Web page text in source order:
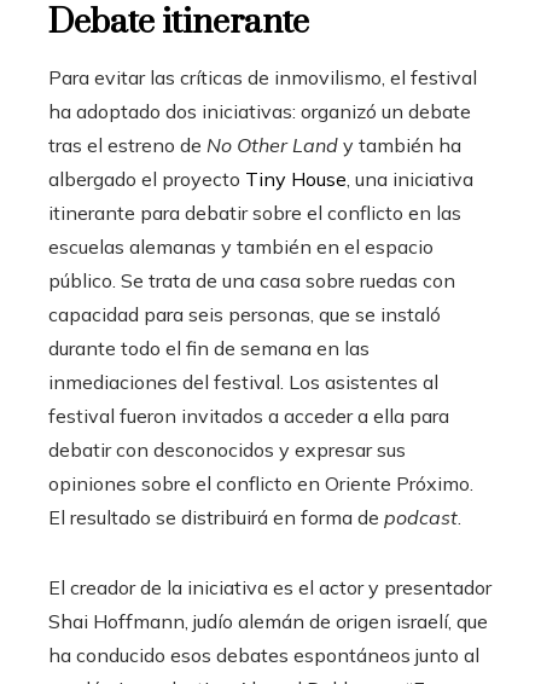
Debate itinerante
Para evitar las críticas de inmovilismo, el festival
ha adoptado dos iniciativas: organizó un debate
tras el estreno de No Other Land y también ha
albergado el proyecto Tiny House, una iniciativa
itinerante para debatir sobre el conflicto en las
escuelas alemanas y también en el espacio
público. Se trata de una casa sobre ruedas con
capacidad para seis personas, que se instaló
durante todo el fin de semana en las
inmediaciones del festival. Los asistentes al
festival fueron invitados a acceder a ella para
debatir con desconocidos y expresar sus
opiniones sobre el conflicto en Oriente Próximo.
El resultado se distribuirá en forma de podcast.
El creador de la iniciativa es el actor y presentador
Shai Hoffmann, judío alemán de origen israelí, que
ha conducido esos debates espontáneos junto al